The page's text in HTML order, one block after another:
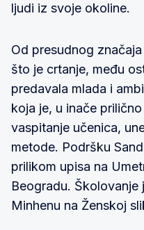
ljudi iz svoje okoline.
Od presudnog
što je crtanje, među
predavala mlada i
koja je, u inače
vaspitanje učenica,
metode. Podršku
prilikom upisa na
Beogradu. Školovanje
Minhenu na Ženskoj